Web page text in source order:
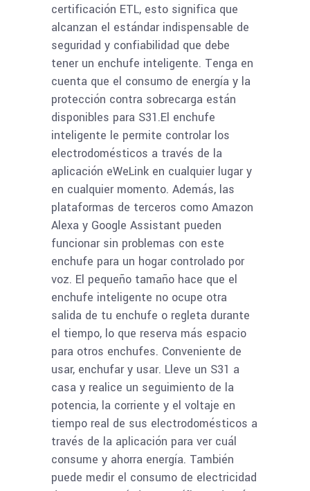
UU.
quantity
certificación ETL, esto significa que
alcanzan el estándar indispensable de
seguridad y confiabilidad que debe
tener un enchufe inteligente. Tenga en
cuenta que el consumo de energía y la
protección contra sobrecarga están
disponibles para S31.El enchufe
inteligente le permite controlar los
electrodomésticos a través de la
aplicación eWeLink en cualquier lugar y
en cualquier momento. Además, las
plataformas de terceros como Amazon
Alexa y Google Assistant pueden
funcionar sin problemas con este
enchufe para un hogar controlado por
voz. El pequeño tamaño hace que el
enchufe inteligente no ocupe otra
salida de tu enchufe o regleta durante
el tiempo, lo que reserva más espacio
para otros enchufes. Conveniente de
usar, enchufar y usar. Lleve un S31 a
casa y realice un seguimiento de la
potencia, la corriente y el voltaje en
tiempo real de sus electrodomésticos a
través de la aplicación para ver cuál
consume y ahorra energía. También
puede medir el consumo de electricidad